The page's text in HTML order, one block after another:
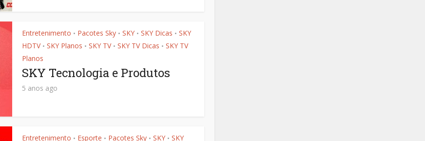
Entretenimento • Pacotes Sky • SKY • SKY Dicas • SKY
HDTV • SKY Planos • SKY TV • SKY TV Dicas • SKY TV
Planos
SKY Tecnologia e Produtos
5 anos ago
Entretenimento • Esporte • Pacotes Sky • SKY • SKY